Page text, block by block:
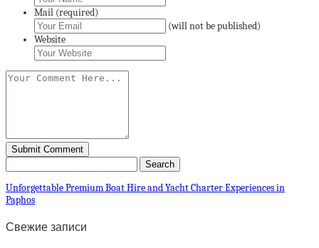
Mail (required)
(will not be published)
Website
Unforgettable Premium Boat Hire and Yacht Charter Experiences in
Paphos
Свежие записи